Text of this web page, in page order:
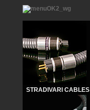
STRADIVARI CABLES